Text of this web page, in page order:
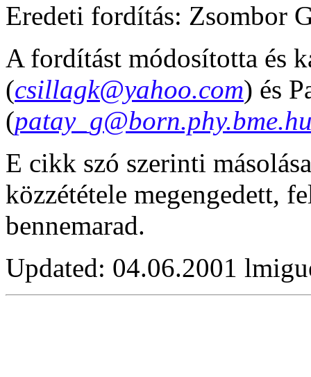
Eredeti fordítás: Zsombor
A fordítást módosította és
(csillagk@yahoo.com) és
(
E cikk szó szerinti
közzététele megengedett,
bennemarad.
Updated: 04.06.2001